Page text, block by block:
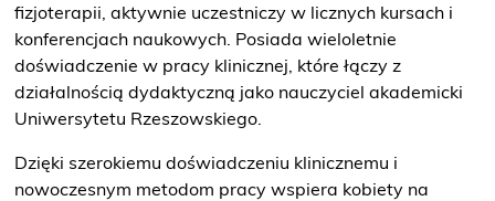
fizjoterapii, aktywnie uczestniczy w licznych kursach i
konferencjach naukowych. Posiada wieloletnie
doświadczenie w pracy klinicznej, które łączy z
działalnością dydaktyczną jako nauczyciel akademicki
Uniwersytetu Rzeszowskiego.
Dzięki szerokiemu doświadczeniu klinicznemu i
nowoczesnym metodom pracy wspiera kobiety na